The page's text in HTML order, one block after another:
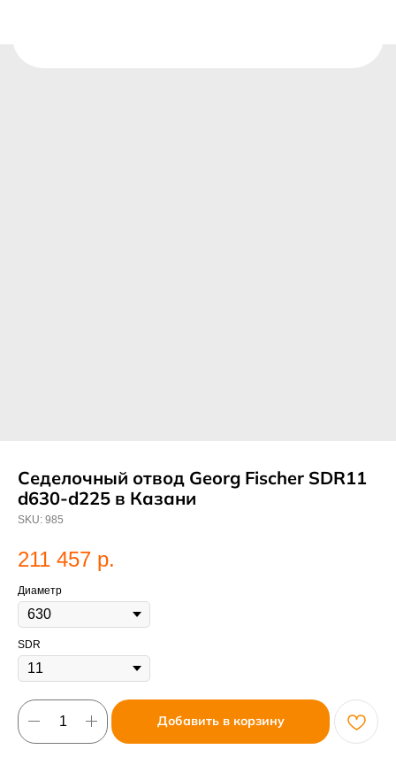
Седелочный отвод Georg Fischer SDR11
d630-d225 в Казани
SKU: 985
211 457 р.
Диаметр
SDR
Добавить в корзину